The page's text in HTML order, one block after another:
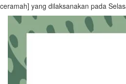
yang dilaksanakan pada